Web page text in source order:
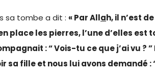
sa tombe a dit : « Par Allah, il n’est
place les pierres, l’une d’elles est
: “ Vois-tu ce que j’ai vu ? ”
fille et nous lui avons demandé :